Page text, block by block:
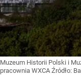
Muzeum Historii Polski i
pracownia WXCA Źródło: